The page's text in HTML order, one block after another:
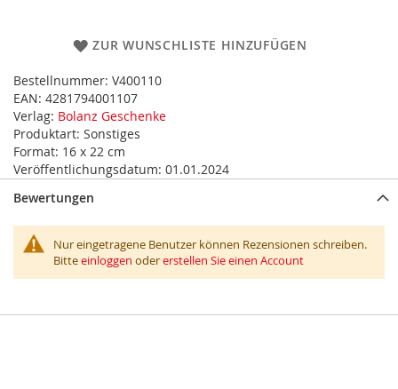
ZUR WUNSCHLISTE HINZUFÜGEN
Bestellnummer: V400110
EAN: 4281794001107
Verlag: Bolanz Geschenke
Produktart: Sonstiges
Format: 16 x 22 cm
Veröffentlichungsdatum: 01.01.2024
Bewertungen
Nur eingetragene Benutzer können Rezensionen schreiben.
Bitteeinloggen odererstellen Sie einen Account